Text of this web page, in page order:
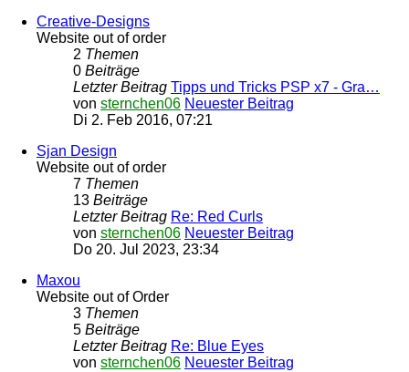
Creative-Designs
Website out of order
2 Themen
0 Beiträge
Letzter Beitrag Tipps und Tricks PSP x7 - Gra…
von sternchen06 Neuester Beitrag
Di 2. Feb 2016, 07:21
Sjan Design
Website out of order
7 Themen
13 Beiträge
Letzter Beitrag Re: Red Curls
von sternchen06 Neuester Beitrag
Do 20. Jul 2023, 23:34
Maxou
Website out of Order
3 Themen
5 Beiträge
Letzter Beitrag Re: Blue Eyes
von sternchen06 Neuester Beitrag